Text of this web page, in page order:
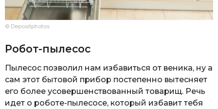
© Depositphotos
Робот-пылесос
Пылесос позволил нам избавиться от веника, ну а
сам этот бытовой прибор постепенно вытесняет
его более усовершенствованный товарищ. Речь
идет о роботе-пылесосе, который избавит тебя